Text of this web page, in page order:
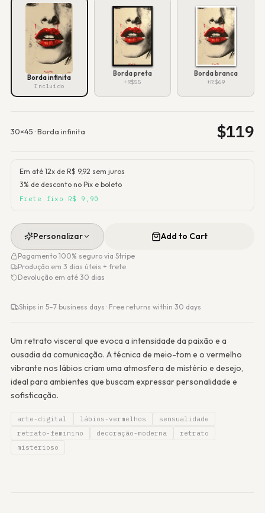
Borda infinita
Incluído
Borda preta
+R$55
Borda branca
+R$69
30×45 ·Borda infinita $119
Em até 12x de R$ 9,92 sem juros
3% de desconto no Pix e boleto
Frete fixo R$ 9,90
Personalizar Add to Cart
Pagamento 100% seguro via Stripe
Produção em 3 dias úteis + frete
Devolução em até 30 dias
Ships in 5–7 business days · Free returns within 30 days
Um retrato visceral que evoca a intensidade da paixão e a
ousadia da comunicação. A técnica de meio-tom e o vermelho
vibrante nos lábios criam uma atmosfera de mistério e desejo,
ideal para ambientes que buscam expressar personalidade e
sofisticação.
arte-digital lábios-vermelhos
sensualidade
retrato-feminino
decoração-moderna
retrato
misterioso